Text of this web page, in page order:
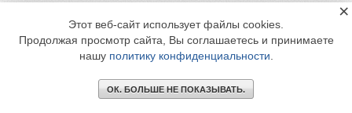
Этот веб-сайт использует файлы cookies.
Продолжая просмотр сайта, Вы соглашаетесь и принимаете
нашу политику конфиденциальности
ОК. БОЛЬШЕ НЕ ПОКАЗЫВАТЬ.
×